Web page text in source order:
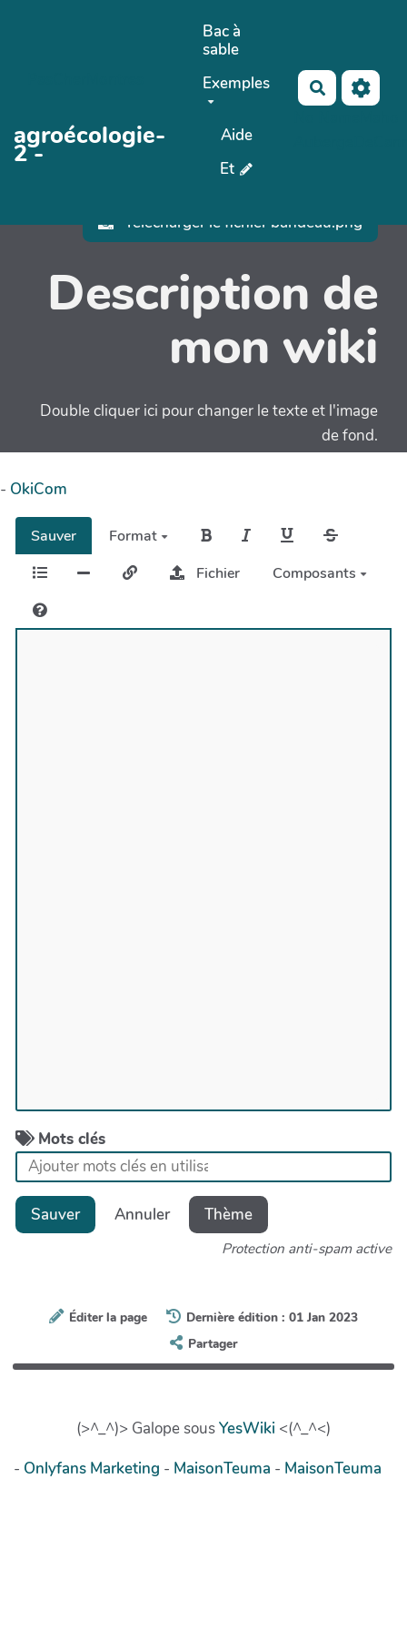
agroécologie-
2 -
Bac à
sable
Exemples
Aide
Et
Rechercher
Télécharger le fichier bandeau.png
Description de
mon wiki
Double cliquer ici pour changer le texte et l'image
de fond.
- OkiCom
Sauver
Format
Fichier
Composants
Mots clés
Sauver Annuler Thème
Protection anti-spam active
Éditer la page
Dernière édition : 01 Jan 2023
Partager
(>^_^)> Galope sousYesWiki <(^_^<)
- Onlyfans Marketing - MaisonTeuma - MaisonTeuma